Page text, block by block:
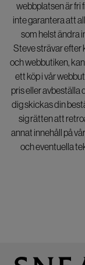
webbplatsen är fri
inte garantera att
som helst ändra
Steve strävar efter
och webbutiken,
ett köp i vår
pris eller avbeställa
dig skickas din
sig rätten att
annat innehåll på
och eventuella